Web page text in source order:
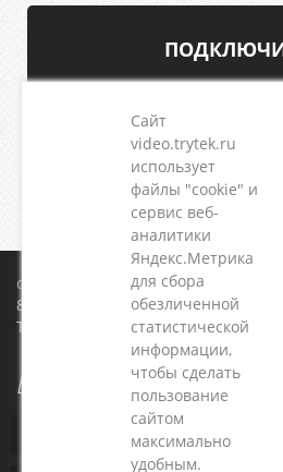
cctv@trytek.ru
8-800-555-58-06
Трайтэк
Есть вопрос?
Сайт
video.trytek.ru
использует
файлы "cookie" и
сервис веб-
аналитики
Яндекс.Метрика
для сбора
обезличенной
статистической
информации,
чтобы сделать
пользование
сайтом
максимально
удобным.